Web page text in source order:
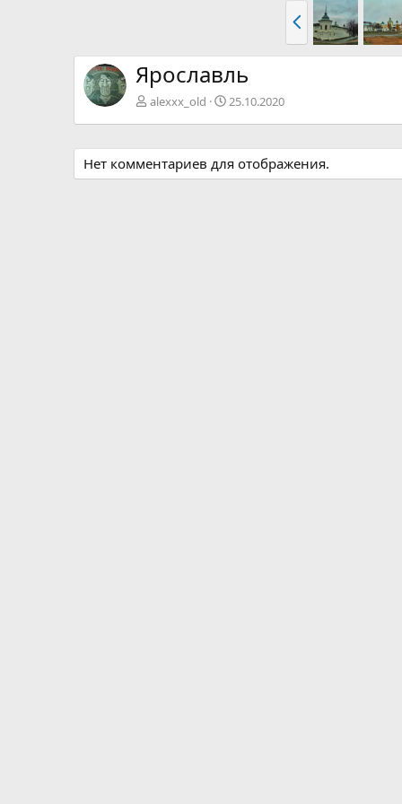
а
з
Ярославль
alexxx_old 25.10.2020
Нет комментариев для отображения.